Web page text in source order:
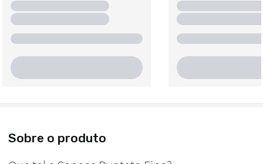
Sobre o produto